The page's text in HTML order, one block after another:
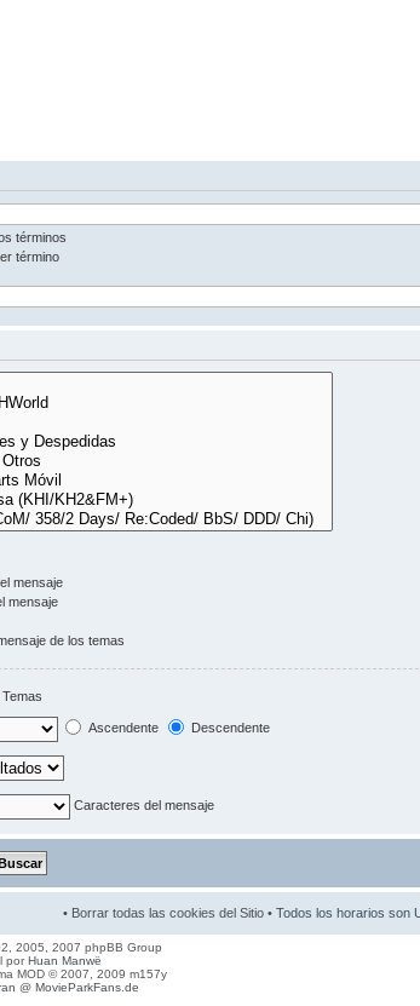
términos
término
mensaje
mensaje
de los temas
Temas
Ascendente Descendente
Caracteres del mensaje
• Borrar todas las cookies del Sitio • Todos los horarios son
2005, 2007 phpBB Group
porHuan Manwë
MOD © 2007, 2009 m157y
@ MovieParkFans.de